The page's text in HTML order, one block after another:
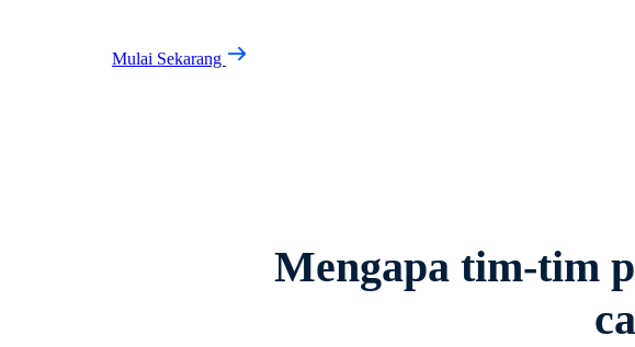
Mulai Sekarang
Mengapa tim-tim